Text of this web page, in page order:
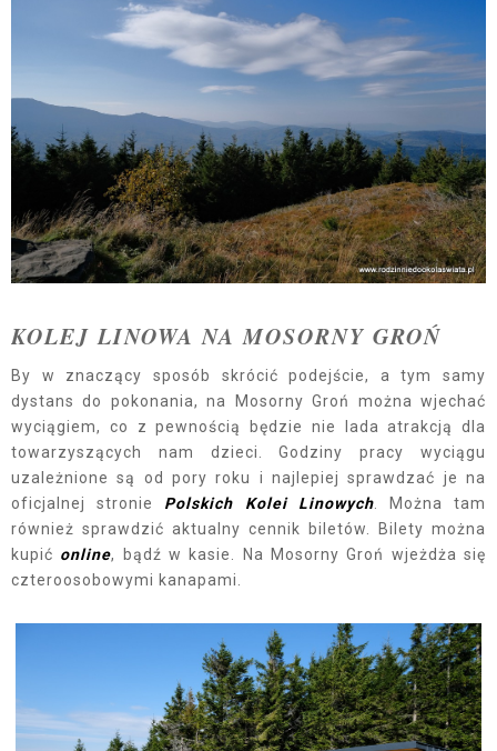
KOLEJ LINOWA NA MOSORNY GROŃ
By w znaczący sposób skrócić podejście, a tym samy
dystans do pokonania, na Mosorny Groń można wjechać
wyciągiem, co z pewnością będzie nie lada atrakcją dla
towarzyszących nam dzieci. Godziny pracy wyciągu
uzależnione są od pory roku i najlepiej sprawdzać je na
oficjalnej stronie Polskich Kolei Linowych. Można tam
również sprawdzić aktualny cennik biletów. Bilety można
kupić online, bądź w kasie. Na Mosorny Groń wjeżdża się
czteroosobowymi kanapami.